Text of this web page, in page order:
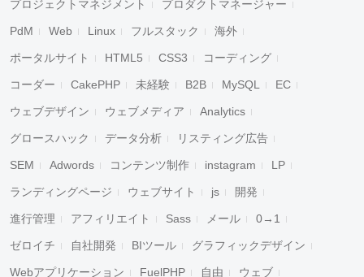
プロジェクトマネジメント プロダクトマネージャー
PdM Web Linux フルスタック 海外
ポータルサイト HTML5 CSS3 コーディング
コーダー CakePHP 未経験 B2B MySQL EC
ウェブデザイン ウェブメディア Analytics
グロースハック データ分析 リスティング広告
SEM Adwords コンテンツ制作 instagram LP
ランディングページ ウェブサイト js 開発
進行管理 アフィリエイト Sass メール 0→1
ゼロイチ 自社開発 BIツール グラフィックデザイン
Webアプリケーション FuelPHP 自由 ウェブ